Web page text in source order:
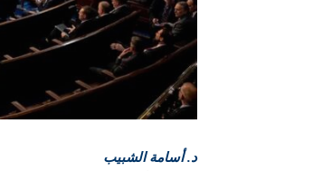
د. أسامة الشبيب